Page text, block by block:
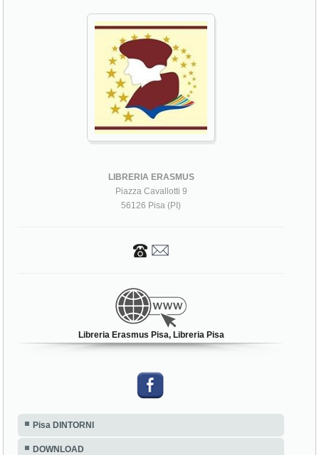
LIBRERIA ERASMUS
Piazza Cavallotti 9
56126 Pisa (PI)
Libreria Erasmus Pisa, Libreria Pisa
Pisa DINTORNI
DOWNLOAD